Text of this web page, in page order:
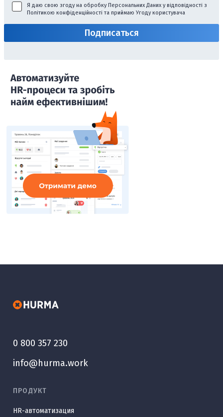
Я даю свою згоду на обробку Персональних Даних у відповідності з
Політикою конфіденційності та приймаю Угоду користувача
0 800 357 230
info@hurma.work
ПРОДУКТ
HR-автоматизация